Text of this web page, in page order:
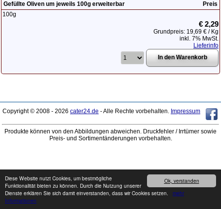
Ok, verstanden
Diese Website nutzt Cookies, um bestmögliche
Funktionalität bieten zu können. Durch die Nutzung unserer
Dienste erklären Sie sich damit einverstanden, dass wir Cookies setzen. mehr
Informationen
Gefüllte Oliven um jeweils 100g erweiterbar
Preis
100g
€ 2,29
Grundpreis: 19,69 € / Kg
inkl. 7% MwSt.
Lieferinfo
Copyright © 2008 - 2026 cater24.de - Alle Rechte vorbehalten. Impressum
Produkte können von den Abbildungen abweichen. Druckfehler / Irrtümer sowie
Preis- und Sortimentänderungen vorbehalten.